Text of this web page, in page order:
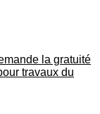
la gratuité
travaux du